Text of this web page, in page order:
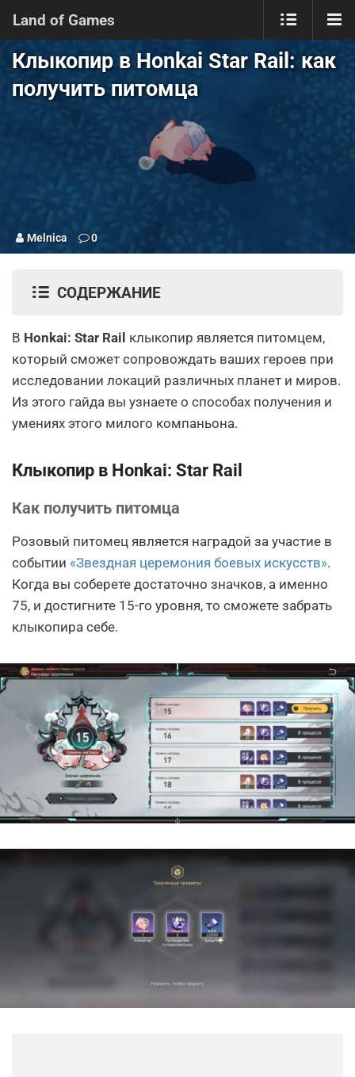
Land of Games
Клыкопир в Honkai Star Rail: как
получить питомца
Melnica 0
СОДЕРЖАНИЕ
В Honkai: Star Rail клыкопир является питомцем,
который сможет сопровождать ваших героев при
исследовании локаций различных планет и миров.
Из этого гайда вы узнаете о способах получения и
умениях этого милого компаньона.
Клыкопир в Honkai: Star Rail
Как получить питомца
Розовый питомец является наградой за участие в
событии «Звездная церемония боевых искусств».
Когда вы соберете достаточно значков, а именно
75, и достигните 15-го уровня, то сможете забрать
клыкопира себе.